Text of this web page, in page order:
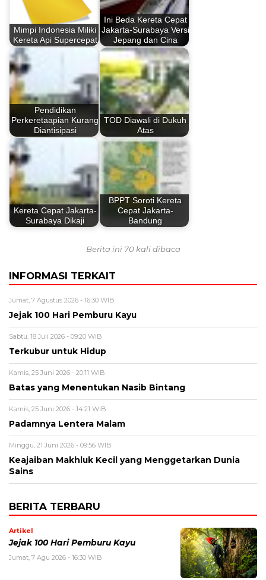
Mimpi Indonesia Miliki
Kereta Api Supercepat
Ini Beda Kereta Cepat
Jakarta-Surabaya Versi
Jepang dan Cina
Pendidikan
Perkeretaapian Kurang
Diantisipasi
TOD Diawali di Dukuh
Atas
Kereta Cepat Jakarta-
Surabaya Dikaji
BPPT Soroti Kereta
Cepat Jakarta-
Bandung
Berita ini 70 kali dibaca
INFORMASI TERKAIT
Jumat, 7 Agustus 2026 - 16:30 WIB
Jejak 100 Hari Pemburu Kayu
Sabtu, 18 Juli 2026 - 09:20 WIB
Terkubur untuk Hidup
Kamis, 25 Juni 2026 - 20:11 WIB
Batas yang Menentukan Nasib Bintang
Kamis, 25 Juni 2026 - 14:21 WIB
Padamnya Lentera Malam
Minggu, 21 Juni 2026 - 09:56 WIB
Keajaiban Makhluk Kecil yang Menggetarkan Dunia
Sains
BERITA TERBARU
Artikel
Jejak 100 Hari Pemburu Kayu
Jumat, 7 Agu 2026 - 16:30 WIB